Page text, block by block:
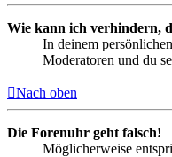
Wie kann ich verhindern,
In deinem
Moderatoren und du
Nach oben
Die Forenuhr geht falsch!
Möglicherweise